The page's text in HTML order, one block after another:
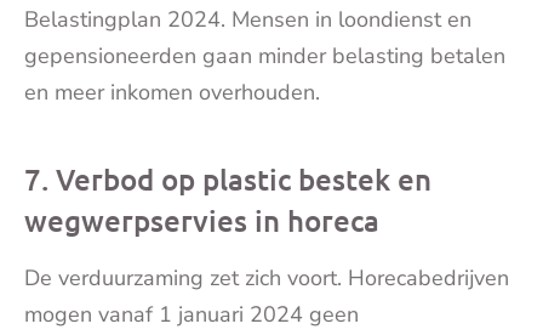
Belastingplan 2024. Mensen in loondienst en
gepensioneerden gaan minder belasting betalen
en meer inkomen overhouden.
7. Verbod op plastic bestek en
wegwerpservies in horeca
De verduurzaming zet zich voort. Horecabedrijven
mogen vanaf 1 januari 2024 geen